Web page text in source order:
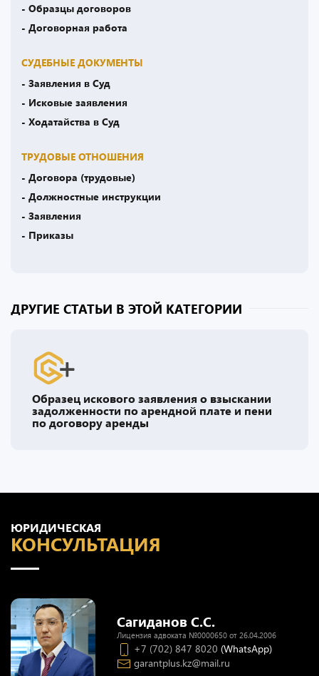
- Образцы договоров
- Договорная работа
СУДЕБНЫЕ ДОКУМЕНТЫ
- Заявления в Суд
- Исковые заявления
- Ходатайства в Суд
ТРУДОВЫЕ ОТНОШЕНИЯ
- Договора (трудовые)
- Должностные инструкции
- Заявления
- Приказы
ДРУГИЕ СТАТЬИ В ЭТОЙ КАТЕГОРИИ
Образец искового заявления о взыскании
задолженности по арендной плате и пени
по договору аренды
ЮРИДИЧЕСКАЯ
КОНСУЛЬТАЦИЯ
Сагиданов С.С.
Лицензия адвоката №0000650 от 26.04.2006
+7 (702) 847 8020 (WhatsApp)
garantplus.kz@mail.ru